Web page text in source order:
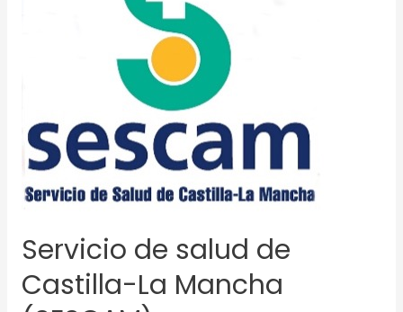
Servicio de salud de
Castilla-La Mancha